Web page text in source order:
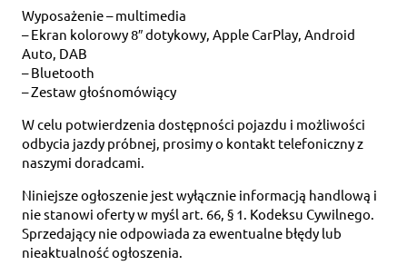
Wyposażenie – multimedia
– Ekran kolorowy 8″ dotykowy, Apple CarPlay, Android
Auto, DAB
– Bluetooth
– Zestaw głośnomówiący
W celu potwierdzenia dostępności pojazdu i możliwości
odbycia jazdy próbnej, prosimy o kontakt telefoniczny z
naszymi doradcami.
Niniejsze ogłoszenie jest wyłącznie informacją handlową i
nie stanowi oferty w myśl art. 66, § 1. Kodeksu Cywilnego.
Sprzedający nie odpowiada za ewentualne błędy lub
nieaktualność ogłoszenia.